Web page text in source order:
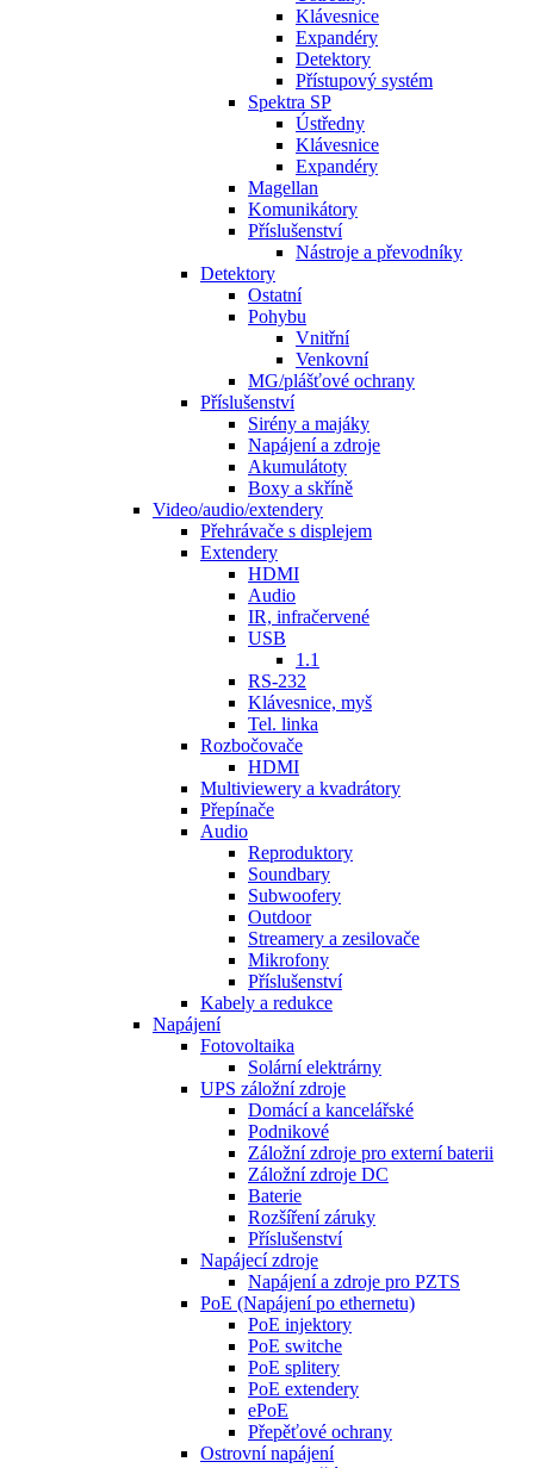
Klávesnice
Expandéry
Detektory
Přístupový systém
Spektra SP
Ústředny
Klávesnice
Expandéry
Magellan
Komunikátory
Příslušenství
Nástroje a převodníky
Detektory
Ostatní
Pohybu
Vnitřní
Venkovní
MG/plášťové ochrany
Příslušenství
Sirény a majáky
Napájení a zdroje
Akumulátoty
Boxy a skříně
Video/audio/extendery
Přehrávače s displejem
Extendery
HDMI
Audio
IR, infračervené
USB
1.1
RS-232
Klávesnice, myš
Tel. linka
Rozbočovače
HDMI
Multiviewery a kvadrátory
Přepínače
Audio
Reproduktory
Soundbary
Subwoofery
Outdoor
Streamery a zesilovače
Mikrofony
Příslušenství
Kabely a redukce
Napájení
Fotovoltaika
Solární elektrárny
UPS záložní zdroje
Domácí a kancelářské
Podnikové
Záložní zdroje pro externí baterii
Záložní zdroje DC
Baterie
Rozšíření záruky
Příslušenství
Napájecí zdroje
Napájení a zdroje pro PZTS
PoE (Napájení po ethernetu)
PoE injektory
PoE switche
PoE splitery
PoE extendery
ePoE
Přepěťové ochrany
Ostrovní napájení